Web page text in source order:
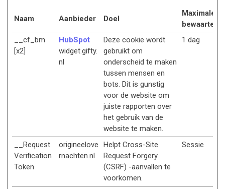
Naam Aanbieder Doel
Maximale
__cf_bm
[x2]
HubSpot
widget.gifty.
nl
Deze cookie wordt
gebruikt om
onderscheid te maken
tussen mensen en
bots. Dit is gunstig
voor de website om
juiste rapporten over
het gebruik van de
website te maken.
1 dag
__Request
Verification
Token
origineelove
rnachten.nl
Helpt Cross-Site
Request Forgery
(CSRF) -aanvallen te
voorkomen.
Sessie